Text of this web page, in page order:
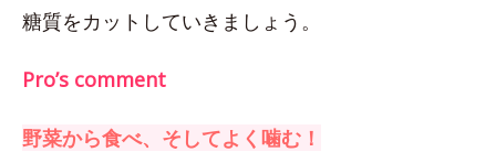
糖質をカットしていきましょう。
Pro’s comment
野菜から食べ、そしてよく噛む！